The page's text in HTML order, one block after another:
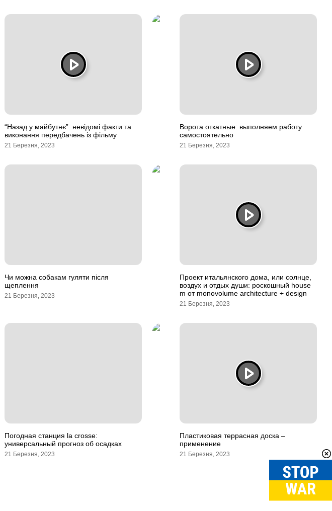
“Назад у майбутнє”: невідомі факти та
виконання передбачень із фільму
21 Березня, 2023
Ворота откатные: выполняем работу
самостоятельно
21 Березня, 2023
Чи можна собакам гуляти після
щеплення
21 Березня, 2023
Проект итальянского дома, или солнце,
воздух и отдых души: роскошный house
m от monovolume architecture + design
21 Березня, 2023
Погодная станция la crosse:
универсальный прогноз об осадках
21 Березня, 2023
Пластиковая террасная доска –
применение
21 Березня, 2023